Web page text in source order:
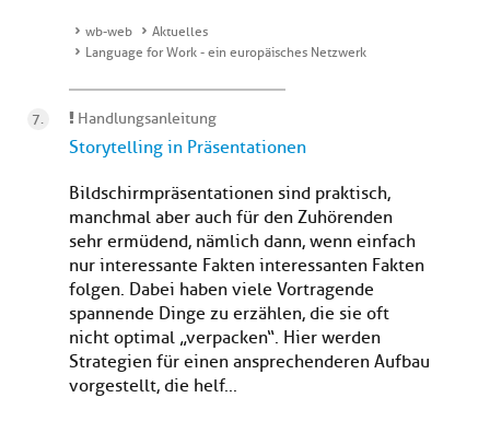
wb-web
Aktuelles
Language for Work - ein europäisches Netzwerk
Handlungsanleitung
Storytelling in Präsentationen
Bildschirmpräsentationen sind praktisch,
manchmal aber auch für den Zuhörenden
sehr ermüdend, nämlich dann, wenn einfach
nur interessante Fakten interessanten Fakten
folgen. Dabei haben viele Vortragende
spannende Dinge zu erzählen, die sie oft
nicht optimal „verpacken“. Hier werden
Strategien für einen ansprechenderen Aufbau
vorgestellt, die helf...